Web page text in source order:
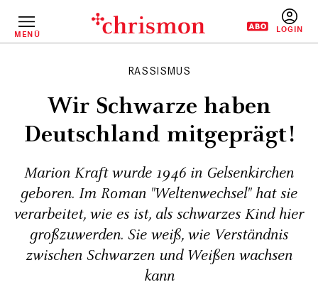
InhaltMENÜ
RASSISMUS
Wir Schwarze haben
Deutschland mitgeprägt!
Marion Kraft wurde 1946 in Gelsenkirchen
geboren. Im Roman "Weltenwechsel" hat sie
verarbeitet, wie es ist, als schwarzes Kind hier
großzuwerden. Sie weiß, wie Verständnis
zwischen Schwarzen und Weißen wachsen
kann